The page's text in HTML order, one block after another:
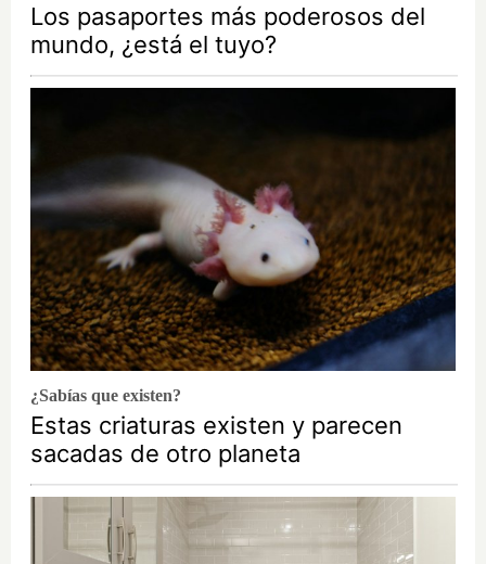
Los pasaportes más poderosos del
mundo, ¿está el tuyo?
¿Sabías que existen?
Estas criaturas existen y parecen
sacadas de otro planeta